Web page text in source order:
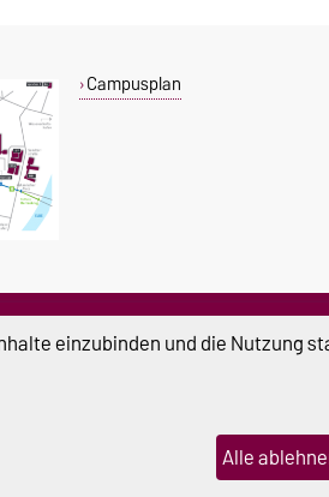
Campusplan
DIESE SEITE
Sitemap
einzubinden und die Nutzung
Alle